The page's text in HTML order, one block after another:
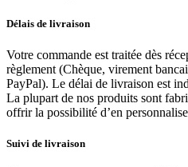
Délais de livraison
Votre commande est traitée dès
règlement (Chèque, virement
PayPal). Le délai de livraison est
La plupart de nos produits sont
offrir la possibilité d’en
Suivi de livraison